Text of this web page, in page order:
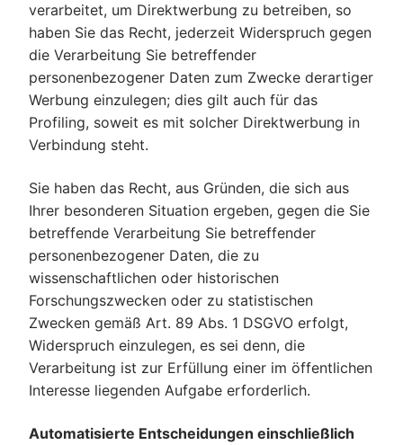
verarbeitet, um Direktwerbung zu betreiben, so
haben Sie das Recht, jederzeit Widerspruch gegen
die Verarbeitung Sie betreffender
personenbezogener Daten zum Zwecke derartiger
Werbung einzulegen; dies gilt auch für das
Profiling, soweit es mit solcher Direktwerbung in
Verbindung steht.
Sie haben das Recht, aus Gründen, die sich aus
Ihrer besonderen Situation ergeben, gegen die Sie
betreffende Verarbeitung Sie betreffender
personenbezogener Daten, die zu
wissenschaftlichen oder historischen
Forschungszwecken oder zu statistischen
Zwecken gemäß Art. 89 Abs. 1 DSGVO erfolgt,
Widerspruch einzulegen, es sei denn, die
Verarbeitung ist zur Erfüllung einer im öffentlichen
Interesse liegenden Aufgabe erforderlich.
Automatisierte Entscheidungen einschließlich